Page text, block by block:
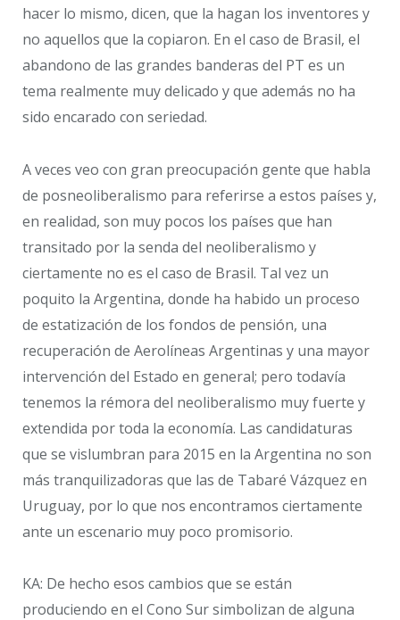
hacer lo mismo, dicen, que la hagan los inventores y
no aquellos que la copiaron. En el caso de Brasil, el
abandono de las grandes banderas del PT es un
tema realmente muy delicado y que además no ha
sido encarado con seriedad.
A veces veo con gran preocupación gente que habla
de posneoliberalismo para referirse a estos países y,
en realidad, son muy pocos los países que han
transitado por la senda del neoliberalismo y
ciertamente no es el caso de Brasil. Tal vez un
poquito la Argentina, donde ha habido un proceso
de estatización de los fondos de pensión, una
recuperación de Aerolíneas Argentinas y una mayor
intervención del Estado en general; pero todavía
tenemos la rémora del neoliberalismo muy fuerte y
extendida por toda la economía. Las candidaturas
que se vislumbran para 2015 en la Argentina no son
más tranquilizadoras que las de Tabaré Vázquez en
Uruguay, por lo que nos encontramos ciertamente
ante un escenario muy poco promisorio.
KA: De hecho esos cambios que se están
produciendo en el Cono Sur simbolizan de alguna